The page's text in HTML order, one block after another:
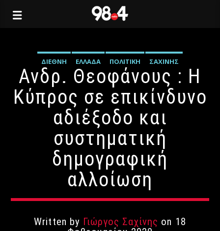
ΔΙΕΘΝΉ ΕΛΛΆΔΑ ΠΟΛΙΤΙΚΉ ΣΑΧΊΝΗΣ
Ανδρ. Θεοφάνους : Η
Κύπρος σε επικίνδυνο
αδιέξοδο και
συστηματική
δημογραφική
αλλοίωση
Written by Γιώργος Σαχίνης on 18